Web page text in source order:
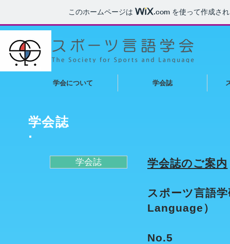
このホームページは .com を使って作成さ
学会について 学会誌
学会誌
学会誌 学会誌のご案内
スポーツ言語
Language）
No.5